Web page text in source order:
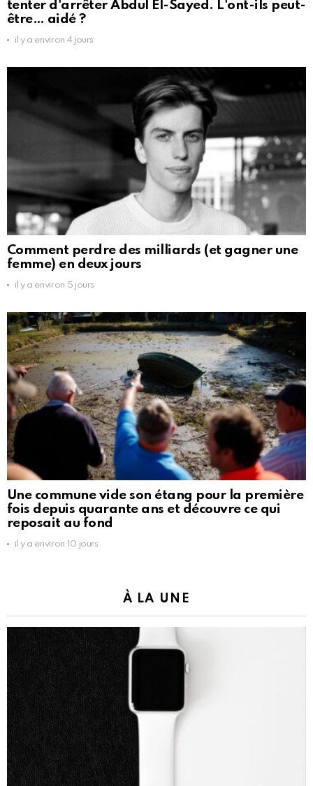
tenter d'arrêter Abdul El-Sayed. L'ont-ils peut-
être… aidé ?
il y a environ 4 jours
Comment perdre des milliards (et gagner une
femme) en deux jours
il y a environ 5 jours
Une commune vide son étang pour la première
fois depuis quarante ans et découvre ce qui
reposait au fond
il y a environ 10 jours
À LA UNE